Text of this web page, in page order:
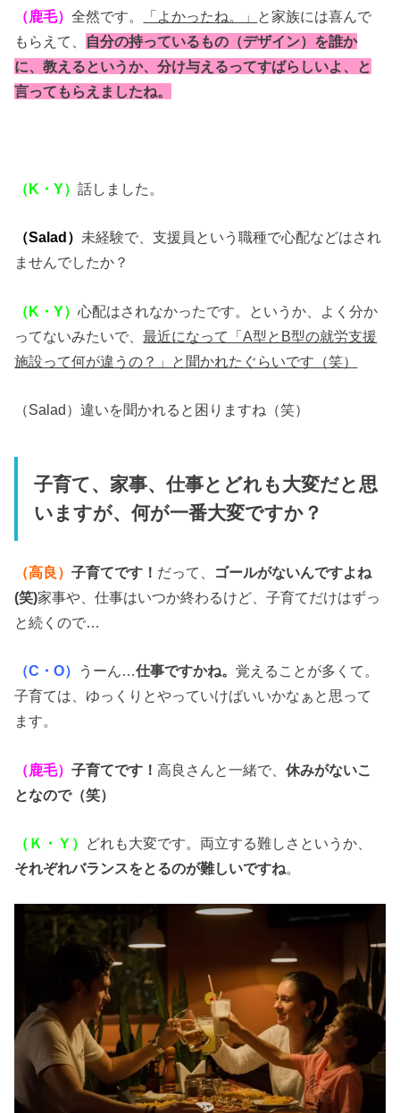
（鹿毛）全然です。 「よかったね。」 と家族には喜んで
もらえて、 自分の持っているもの（デザイン）を誰か
に、教えるというか、分け与えるってすばらしいよ、と
言ってもらえましたね。
（K・Y）話しました。
（Salad） 未経験で、支援員という職種で心配などはされ
ませんでしたか？
（K・Y）心配はされなかったです。というか、よく分か
ってないみたいで、最近になって「A型とB型の就労支援
施設って何が違うの？」と聞かれたぐらいです（笑）
（Salad）違いを聞かれると困りますね（笑）
子育て、家事、仕事とどれも大変だと思
いますが、何が一番大変ですか？
（高良）子育てです！ だって、 ゴールがないんですよね
(笑)家事や、仕事はいつか終わるけど、子育てだけはずっ
と続くので…
（C・O） うーん…仕事ですかね。覚えることが多くて。
子育ては、ゆっくりとやっていけばいいかなぁと思って
ます。
（鹿毛）子育てです！高良さんと一緒で、休みがないこ
となので（笑）
（Ｋ・Ｙ） どれも大変です。両立する難しさというか、
それぞれバランスをとるのが難しいですね。